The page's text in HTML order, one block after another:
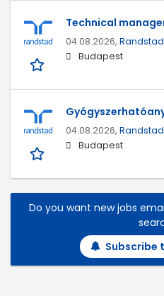
Technical
04.08.2026,
Budapest
04.08.2026,
Budapest
Do you want new jobs
Subscribe